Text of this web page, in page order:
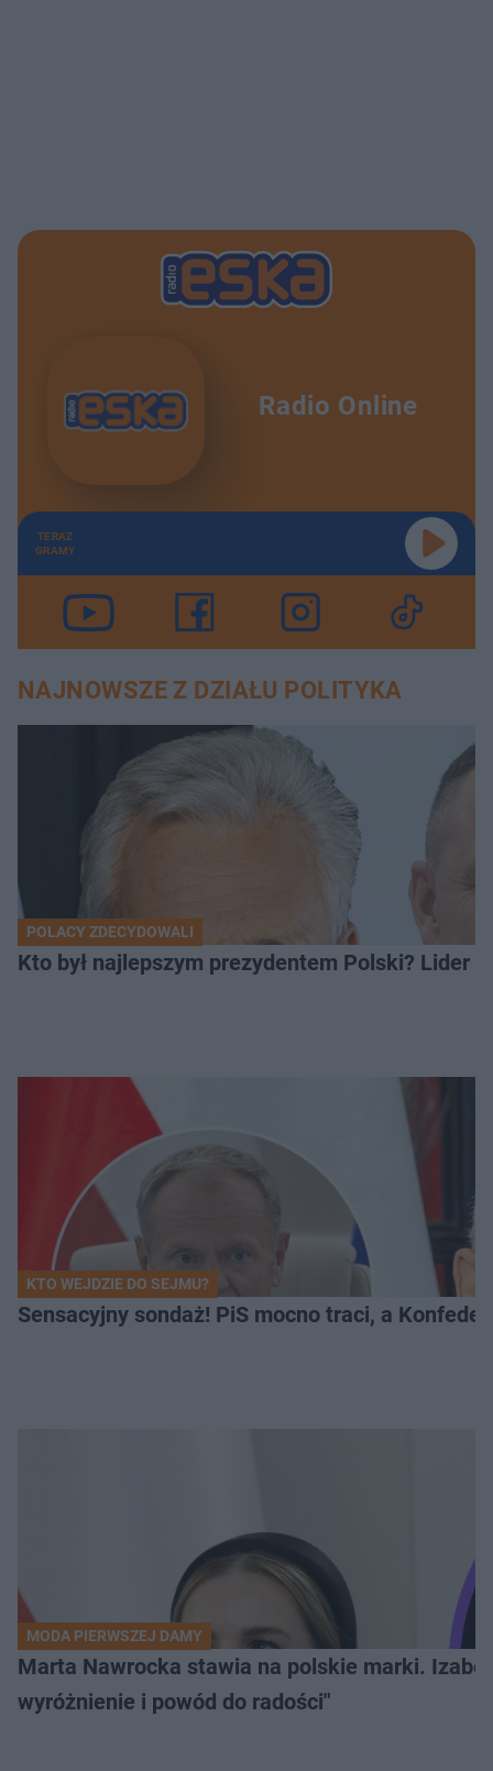
Radio Online
TERAZ
GRAMY
NAJNOWSZE Z DZIAŁU POLITYKA
POLACY ZDECYDOWALI
Kto był najlepszym prezydentem Polski? Lider
KTO WEJDZIE DO SEJMU?
Sensacyjny sondaż! PiS mocno traci, a
MODA PIERWSZEJ DAMY
Marta Nawrocka stawia na polskie marki.
wyróżnienie i powód do radości"